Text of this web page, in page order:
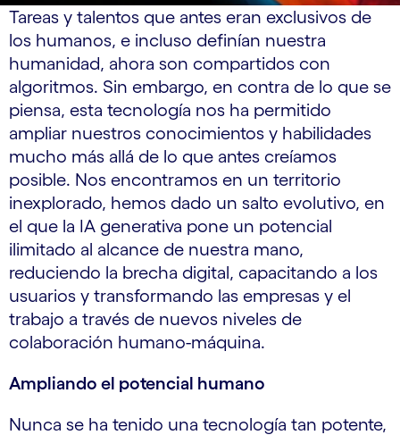
Tareas y talentos que antes eran exclusivos de
los humanos, e incluso definían nuestra
humanidad, ahora son compartidos con
algoritmos. Sin embargo, en contra de lo que se
piensa, esta tecnología nos ha permitido
ampliar nuestros conocimientos y habilidades
mucho más allá de lo que antes creíamos
posible. Nos encontramos en un territorio
inexplorado, hemos dado un salto evolutivo, en
el que la IA generativa pone un potencial
ilimitado al alcance de nuestra mano,
reduciendo la brecha digital, capacitando a los
usuarios y transformando las empresas y el
trabajo a través de nuevos niveles de
colaboración humano-máquina.
Ampliando el potencial humano
Nunca se ha tenido una tecnología tan potente,